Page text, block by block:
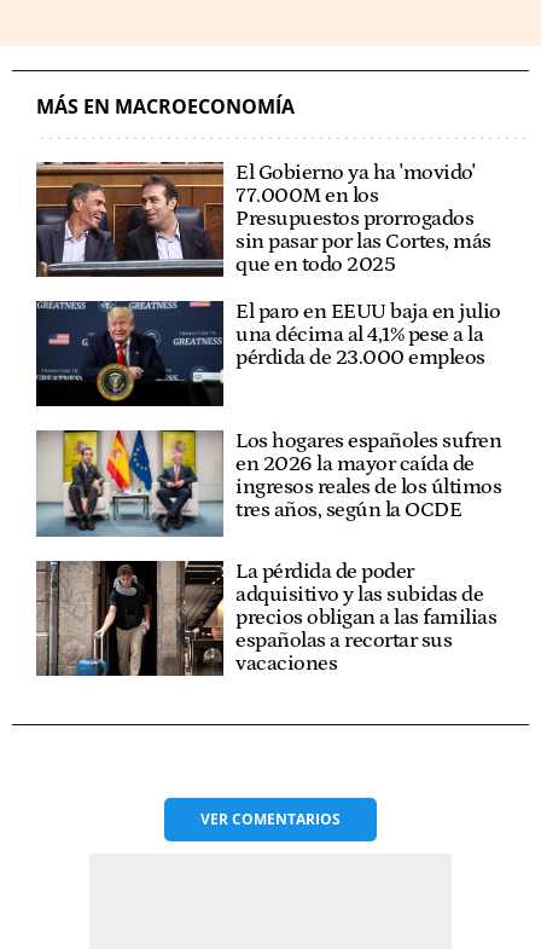
MÁS EN MACROECONOMÍA
El Gobierno ya ha 'movido'
77.000M en los
Presupuestos prorrogados
sin pasar por las Cortes, más
que en todo 2025
El paro en EEUU baja en julio
una décima al 4,1% pese a la
pérdida de 23.000 empleos
Los hogares españoles sufren
en 2026 la mayor caída de
ingresos reales de los últimos
tres años, según la OCDE
La pérdida de poder
adquisitivo y las subidas de
precios obligan a las familias
españolas a recortar sus
vacaciones
VERCOMENTARIOS